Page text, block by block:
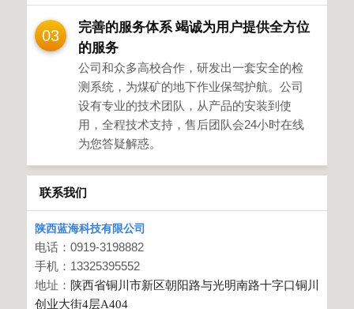
03
完善的服务体系 竭诚为用户提供全方位
的服务
公司和众多高校合作，研发出一套安全的检
测系统，为煤矿的地下作业保驾护航。公司
设有专业的技术团队，从产品的安装到使
用，全程技术支持，售后团队会24小时在线
为您答疑解惑。
联系我们
陕西蓝海科技有限公司
电话： 0919-3198882
手机：13325395552
地址： 陕西省铜川市新区朝阳路与光明南路十字口铜川
创业大街4层A404